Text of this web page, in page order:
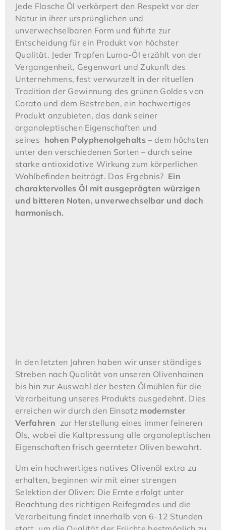
Jede Flasche Öl verkörpert den Respekt vor der
Natur in ihrer ursprünglichen und
unverwechselbaren Form und führte zur
Entscheidung für ein Produkt von höchster
Qualität. Jeder Tropfen Luma-Öl erzählt von der
Vergangenheit, Gegenwart und Zukunft des
Unternehmens, fest verwurzelt in der rituellen
Tradition der Gewinnung des grünen Goldes von
Corato und dem Bestreben, ein hochwertiges
Produkt anzubieten, das dank seiner
organoleptischen Eigenschaften und
seines hohen Polyphenolgehalts – dem höchsten
unter den verschiedenen Sorten – durch seine
starke antioxidative Wirkung zum körperlichen
Wohlbefinden beiträgt. Das Ergebnis? Ein
charaktervolles Öl mit ausgeprägten würzigen
und bitteren Noten, unverwechselbar und doch
harmonisch.
In den letzten Jahren haben wir unser ständiges
Streben nach Qualität von unseren Olivenhainen
bis hin zur Auswahl der besten Ölmühlen für die
Verarbeitung unseres Produkts ausgedehnt. Dies
erreichen wir durch den Einsatz modernster
Verfahren zur Herstellung eines immer feineren
Öls, wobei die Kaltpressung alle organoleptischen
Eigenschaften frisch geernteter Oliven bewahrt.
Um ein hochwertiges natives Olivenöl extra zu
erhalten, beginnen wir mit einer strengen
Selektion der Oliven: Die Ernte erfolgt unter
Beachtung des richtigen Reifegrades und die
Verarbeitung findet innerhalb von 6-12 Stunden